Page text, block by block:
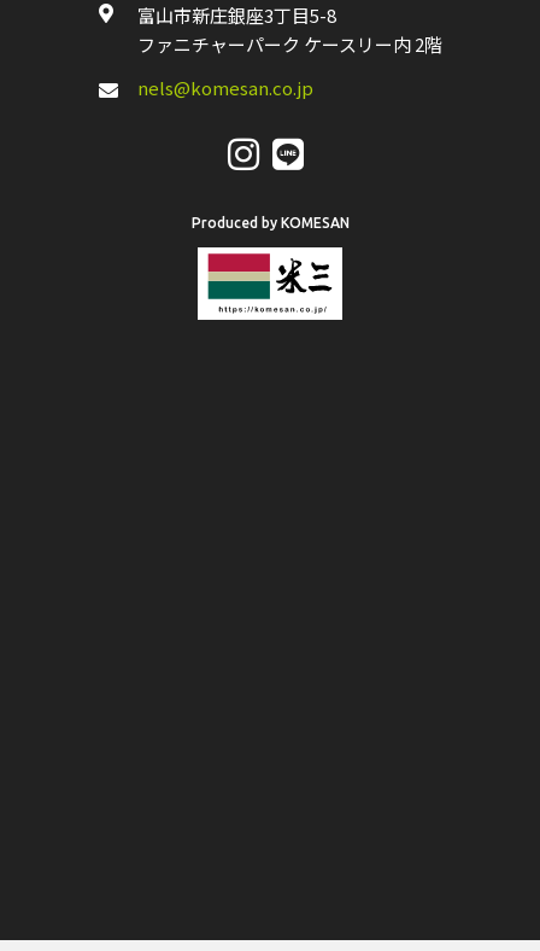
富山市新庄銀座3丁目5-8
ファニチャーパーク ケースリー内 2階
nels@komesan.co.jp
Produced by KOMESAN